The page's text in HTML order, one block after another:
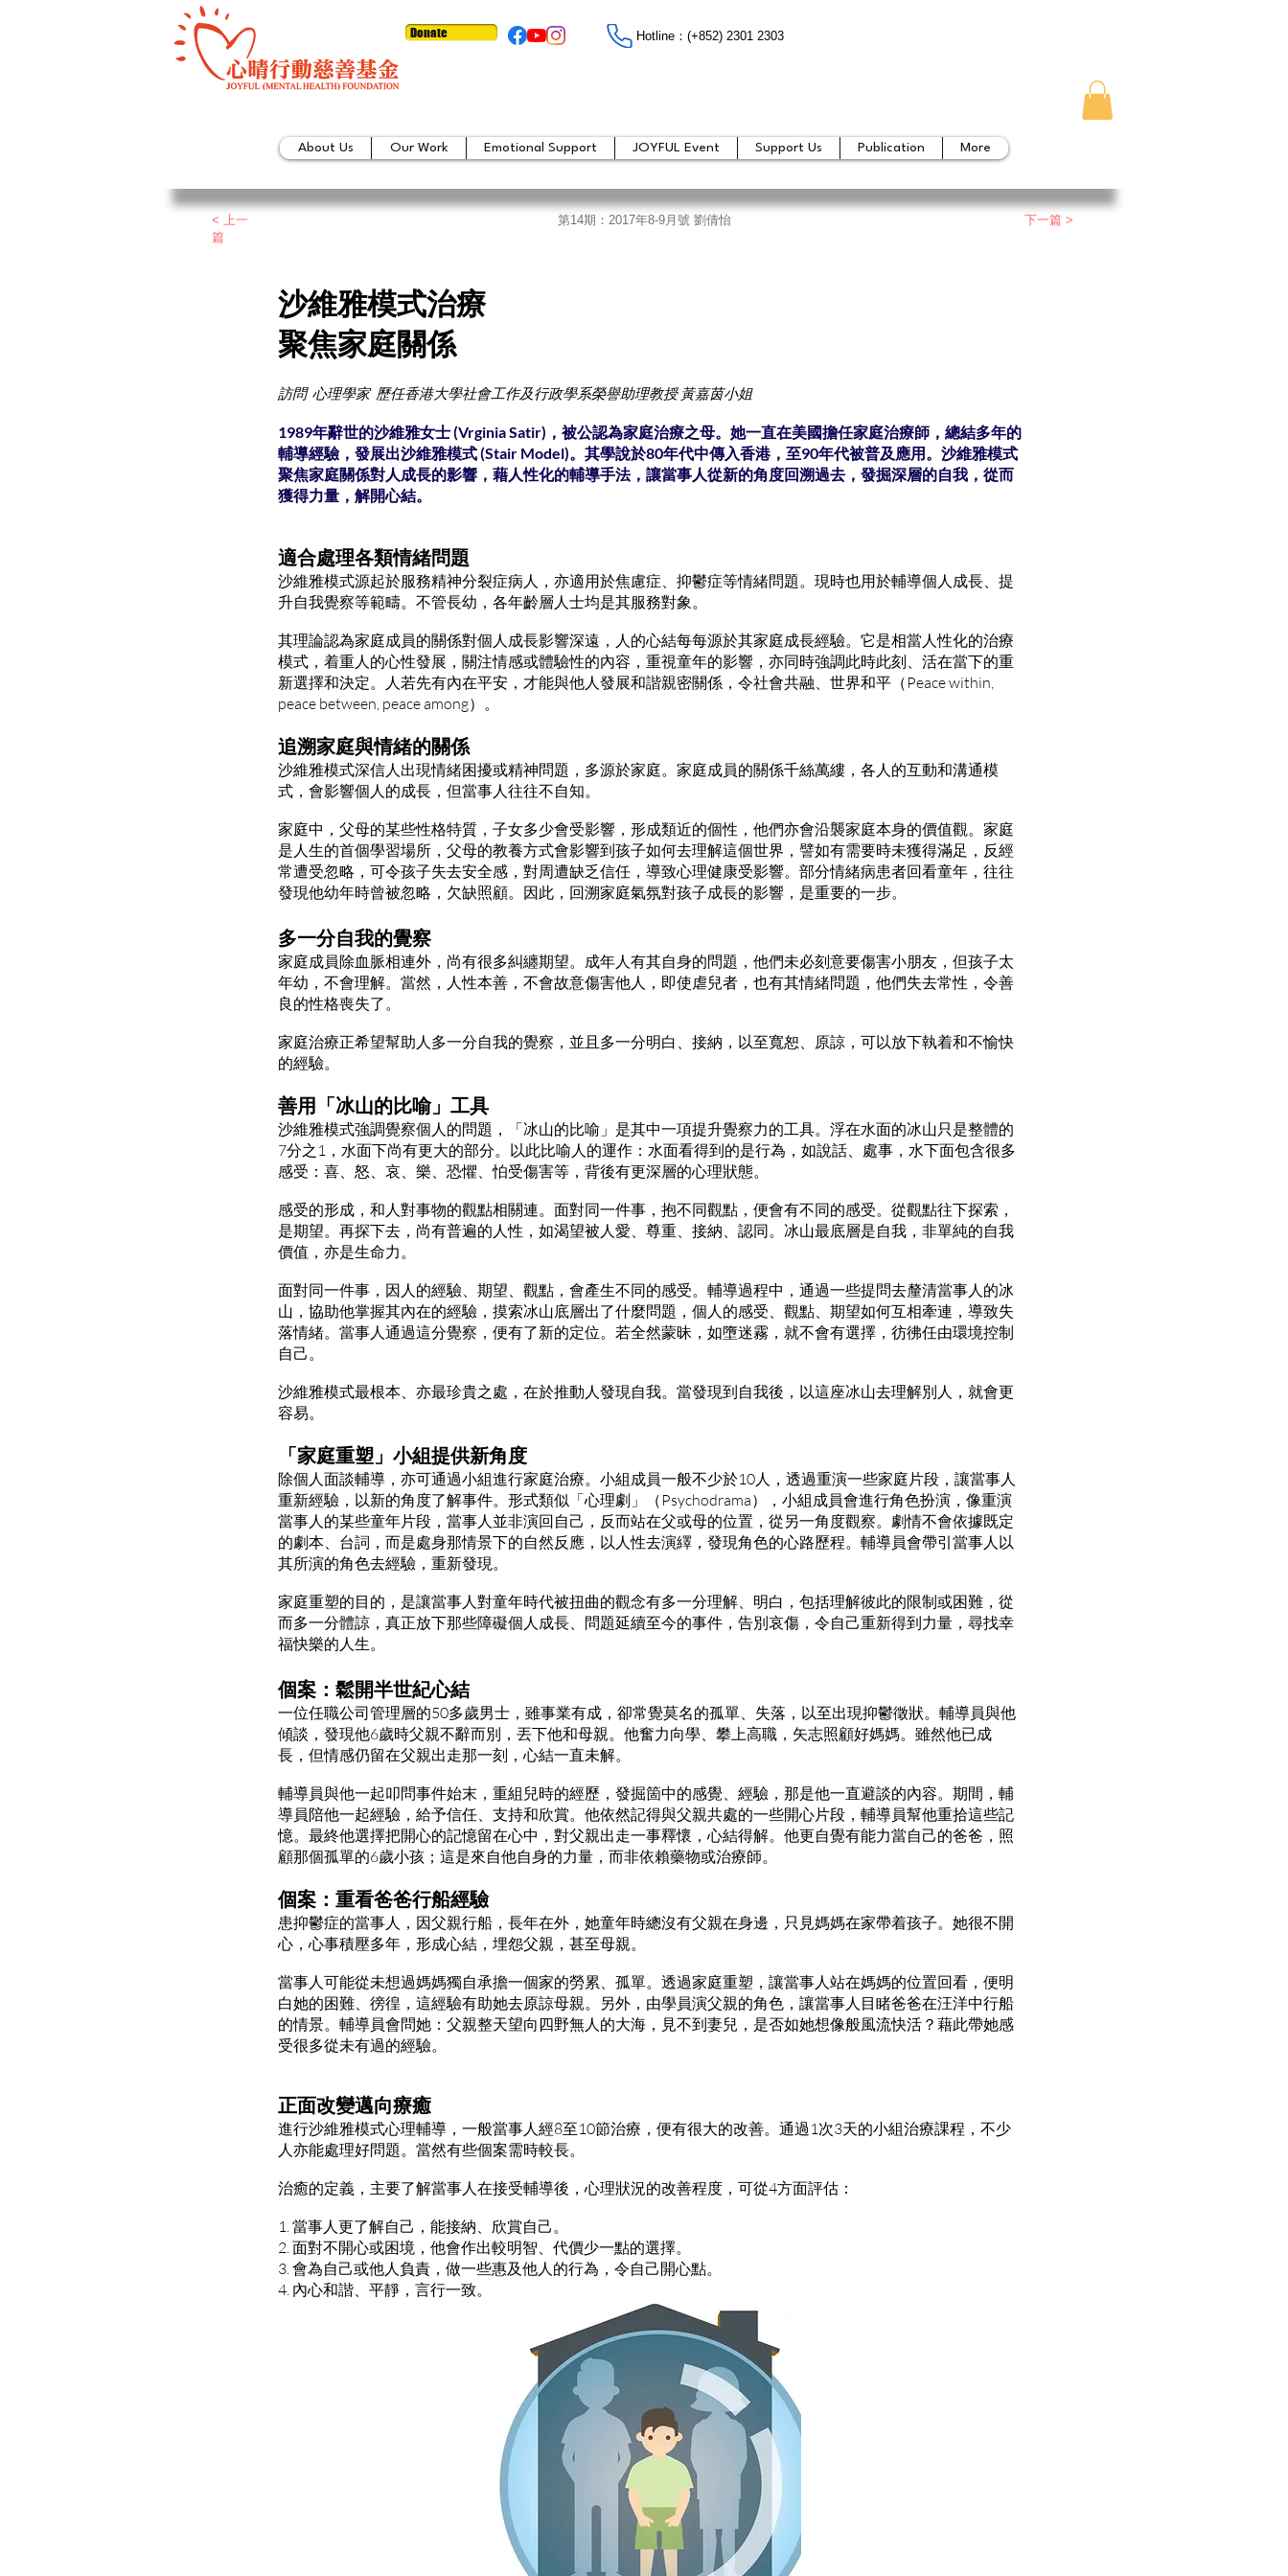
Donate Hotline：​​(+852) 2301 2303
About Us Our Work Emotional Support JOYFUL Event Support Us Publication More
< 上一
篇
第14期：2017年8-9月號 劉倩怡 下一篇 >
沙維雅模式治療
聚焦家庭關係
訪問 心理學家 歷任香港大學社會工作及行政學系榮譽助理教授 黃嘉茵小姐
1989年辭世的沙維雅女士 (Vrginia Satir)，被公認為家庭治療之母。她一直在美國擔任家庭治療師，總結多年的
輔導經驗，發展出沙維雅模式 (Stair Model)。其學說於80年代中傳入香港，至90年代被普及應用。沙維雅模式
聚焦家庭關係對人成長的影響，藉人性化的輔導手法，讓當事人從新的角度回溯過去，發掘深層的自我，從而
獲得力量，解開心結。
適合處理各類情緒問題
沙維雅模式源起於服務精神分裂症病人，亦適用於焦慮症、抑鬱症等情緒問題。現時也用於輔導個人成長、提
升自我覺察等範疇。不管長幼，各年齡層人士均是其服務對象。
其理論認為家庭成員的關係對個人成長影響深遠，人的心結每每源於其家庭成長經驗。它是相當人性化的治療
模式，着重人的心性發展，關注情感或體驗性的內容，重視童年的影響，亦同時強調此時此刻、活在當下的重
新選擇和決定。人若先有內在平安，才能與他人發展和諧親密關係，令社會共融、世界和平（Peace within,
peace between, peace among）。
追溯家庭與情緒的關係
沙維雅模式深信人出現情緒困擾或精神問題，多源於家庭。家庭成員的關係千絲萬縷，各人的互動和溝通模
式，會影響個人的成長，但當事人往往不自知。
家庭中，父母的某些性格特質，子女多少會受影響，形成類近的個性，他們亦會沿襲家庭本身的價值觀。家庭
是人生的首個學習場所，父母的教養方式會影響到孩子如何去理解這個世界，譬如有需要時未獲得滿足，反經
常遭受忽略，可令孩子失去安全感，對周遭缺乏信任，導致心理健康受影響。部分情緒病患者回看童年，往往
發現他幼年時曾被忽略，欠缺照顧。因此，回溯家庭氣氛對孩子成長的影響，是重要的一步。
多一分自我的覺察
家庭成員除血脈相連外，尚有很多糾纏期望。成年人有其自身的問題，他們未必刻意要傷害小朋友，但孩子太
年幼，不會理解。當然，人性本善，不會故意傷害他人，即使虐兒者，也有其情緒問題，他們失去常性，令善
良的性格喪失了。
家庭治療正希望幫助人多一分自我的覺察，並且多一分明白、接納，以至寬恕、原諒，可以放下執着和不愉快
的經驗。
善用「冰山的比喻」工具
沙維雅模式強調覺察個人的問題，「冰山的比喻」是其中一項提升覺察力的工具。浮在水面的冰山只是整體的
7分之1，水面下尚有更大的部分。以此比喻人的運作：水面看得到的是行為，如說話、處事，水下面包含很多
感受：喜、怒、哀、樂、恐懼、怕受傷害等，背後有更深層的心理狀態。
感受的形成，和人對事物的觀點相關連。面對同一件事，抱不同觀點，便會有不同的感受。從觀點往下探索，
是期望。再探下去，尚有普遍的人性，如渴望被人愛、尊重、接納、認同。冰山最底層是自我，非單純的自我
價值，亦是生命力。
面對同一件事，因人的經驗、期望、觀點，會產生不同的感受。輔導過程中，通過一些提問去釐清當事人的冰
山，協助他掌握其內在的經驗，摸索冰山底層出了什麼問題，個人的感受、觀點、期望如何互相牽連，導致失
落情緒。當事人通過這分覺察，便有了新的定位。若全然蒙昧，如墮迷霧，就不會有選擇，彷彿任由環境控制
自己。
沙維雅模式最根本、亦最珍貴之處，在於推動人發現自我。當發現到自我後，以這座冰山去理解別人，就會更
容易。
「家庭重塑」小組提供新角度
除個人面談輔導，亦可通過小組進行家庭治療。小組成員一般不少於10人，透過重演一些家庭片段，讓當事人
重新經驗，以新的角度了解事件。形式類似「心理劇」（Psychodrama），小組成員會進行角色扮演，像重演
當事人的某些童年片段，當事人並非演回自己，反而站在父或母的位置，從另一角度觀察。劇情不會依據既定
的劇本、台詞，而是處身那情景下的自然反應，以人性去演繹，發現角色的心路歷程。輔導員會帶引當事人以
其所演的角色去經驗，重新發現。
家庭重塑的目的，是讓當事人對童年時代被扭曲的觀念有多一分理解、明白，包括理解彼此的限制或困難，從
而多一分體諒，真正放下那些障礙個人成長、問題延續至今的事件，告別哀傷，令自己重新得到力量，尋找幸
福快樂的人生。
個案：鬆開半世紀心結
一位任職公司管理層的50多歲男士，雖事業有成，卻常覺莫名的孤單、失落，以至出現抑鬱徵狀。輔導員與他
傾談，發現他6歲時父親不辭而別，丟下他和母親。他奮力向學、攀上高職，矢志照顧好媽媽。雖然他已成
長，但情感仍留在父親出走那一刻，心結一直未解。
輔導員與他一起叩問事件始末，重組兒時的經歷，發掘箇中的感覺、經驗，那是他一直避談的內容。期間，輔
導員陪他一起經驗，給予信任、支持和欣賞。他依然記得與父親共處的一些開心片段，輔導員幫他重拾這些記
憶。最終他選擇把開心的記憶留在心中，對父親出走一事釋懷，心結得解。他更自覺有能力當自己的爸爸，照
顧那個孤單的6歲小孩；這是來自他自身的力量，而非依賴藥物或治療師。
個案：重看爸爸行船經驗
患抑鬱症的當事人，因父親行船，長年在外，她童年時總沒有父親在身邊，只見媽媽在家帶着孩子。她很不開
心，心事積壓多年，形成心結，埋怨父親，甚至母親。
當事人可能從未想過媽媽獨自承擔一個家的勞累、孤單。透過家庭重塑，讓當事人站在媽媽的位置回看，便明
白她的困難、徬徨，這經驗有助她去原諒母親。另外，由學員演父親的角色，讓當事人目睹爸爸在汪洋中行船
的情景。輔導員會問她：父親整天望向四野無人的大海，見不到妻兒，是否如她想像般風流快活？藉此帶她感
受很多從未有過的經驗。
正面改變邁向療癒
進行沙維雅模式心理輔導，一般當事人經8至10節治療，便有很大的改善。通過1次3天的小組治療課程，不少
人亦能處理好問題。當然有些個案需時較長。
治癒的定義，主要了解當事人在接受輔導後，心理狀況的改善程度，可從4方面評估：
1. 當事人更了解自己，能接納、欣賞自己。
2. 面對不開心或困境，他會作出較明智、代價少一點的選擇。
3. 會為自己或他人負責，做一些惠及他人的行為，令自己開心點。
4. 內心和諧、平靜，言行一致。